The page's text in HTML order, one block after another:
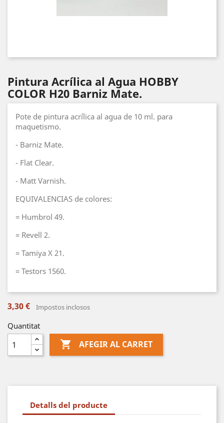
Pintura Acrílica al Agua HOBBY
COLOR H20 Barniz Mate.
Pote de pintura acrílica al agua de 10 ml. para
maquetismo.
- Barniz Mate.
- Flat Clear.
- Matt Varnish.
EQUIVALENCIAS de colores:
= Humbrol 49.
= Revell 2.
= Tamiya X 21.
= Testors 1560.
3,30 € Impostos inclosos
Quantitat
 AFEGIR AL CARRET
Detalls del producte